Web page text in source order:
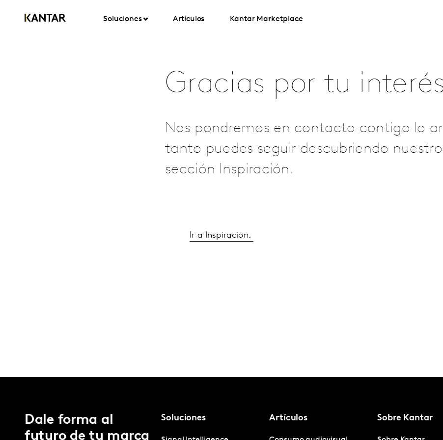
Soluciones Artículos Kantar Marketplace
Gracias por tu
Nos pondremos en contacto contigo lo
tanto puedes seguir descubriendo
sección Inspiración.
Ir a Inspiración.
Dale forma al
futuro de tu marca
Soluciones Artículos Sobre Kantar